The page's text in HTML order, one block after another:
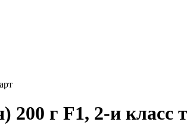
200 г F1, 2-и класс